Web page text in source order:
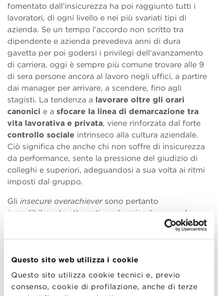
Questo sito web utilizza i cookie
Questo sito utilizza cookie tecnici e, previo
consenso, cookie di profilazione, anche di terze
fomentato dall’insicurezza ha poi raggiunto tutti i
lavoratori, di ogni livello e nei più svariati tipi di
azienda. Se un tempo l’accordo non scritto tra
dipendente e azienda prevedeva anni di dura
gavetta per poi godersi i privilegi dell’avanzamento
di carriera, oggi è sempre più comune trovare alle 9
di sera persone ancora al lavoro negli uffici, a partire
dai manager per arrivare, a scendere, fino agli
stagisti. La tendenza a lavorare oltre gli orari
canonici e a sfocare la linea di demarcazione tra
vita lavorativa e privata, viene rinforzata dal forte
controllo sociale intrinseco alla cultura aziendale.
Ciò significa che anche chi non soffre di insicurezza
da performance, sente la pressione del giudizio di
colleghi e superiori, adeguandosi a sua volta ai ritmi
imposti dal gruppo.
Gli insecure overachieversono pertanto
incredibilmente attraenti per le aziende, essendo
automotivati e autodisciplinati, mentre il loro
eccezionale è inoltre coadiuvata da una ferma
convinzione che sono loro stessi a scegliere questo
ritmo di lavoro e pertanto non viene mai messa in